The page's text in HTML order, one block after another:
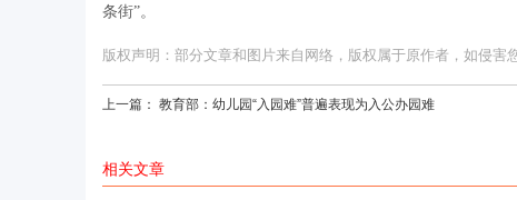
条街”。
版权声明：部分文章和图片来自网络，版权属于原作者，如侵害
上一篇： 教育部：幼儿园“入园难”普遍表现为入公办园难
相关文章